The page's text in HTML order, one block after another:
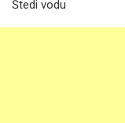
Štedi vodu